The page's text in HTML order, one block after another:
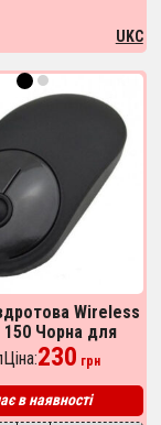
UKC
Wireless
150 Чорна для
мишка для
ноутбука ПК
230 грн
в наявності